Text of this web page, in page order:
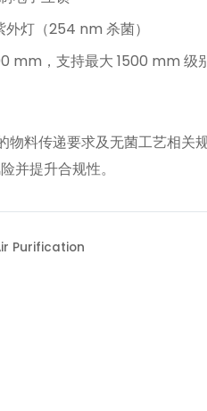
外灯（254 nm 杀菌）
mm，支持最大 1500 mm 级
物料传递要求及无菌工艺相关
并提升合规性。
Purification